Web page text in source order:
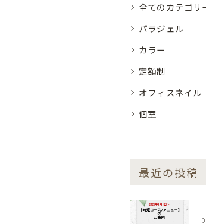
全てのカテゴリ
パラジェル
カラー
定額制
オフィスネイル
個室
最近の投稿